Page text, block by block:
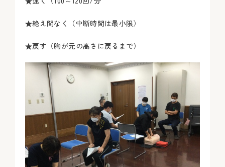
★絶え間なく（中断時間は最小限）
★戻す（胸が元の高さに戻るまで）